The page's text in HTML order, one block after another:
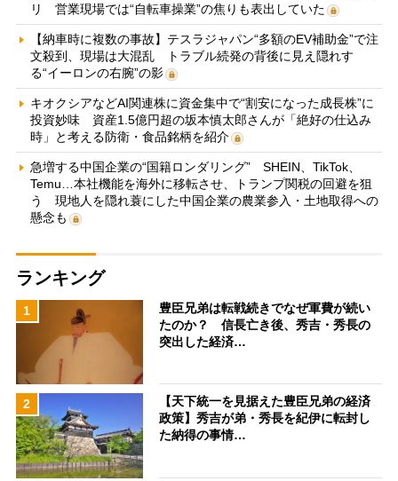
リ 営業現場では“自転車操業”の焦りも表出していた
【納車時に複数の事故】テスラジャパン“多額のEV補助金”で注
文殺到、現場は大混乱 トラブル続発の背後に見え隠れす
る“イーロンの右腕”の影
キオクシアなどAI関連株に資金集中で“割安になった成長株”に
投資妙味 資産1.5億円超の坂本慎太郎さんが「絶好の仕込み
時」と考える防衛・食品銘柄を紹介
急増する中国企業の“国籍ロンダリング” SHEIN、TikTok、
Temu…本社機能を海外に移転させ、トランプ関税の回避を狙
う 現地人を隠れ蓑にした中国企業の農業参入・土地取得への
懸念も
ランキング
1
豊臣兄弟は転戦続きでなぜ軍費が続い
たのか？ 信長亡き後、秀吉・秀長の
突出した経済…
2
【天下統一を見据えた豊臣兄弟の経済
政策】秀吉が弟・秀長を紀伊に転封し
た納得の事情…